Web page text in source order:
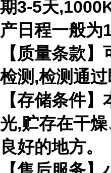
期3-5天
产日程一般为
【质量条款
检测,检测通过
【存储条件
光,贮存在干
良好的地方。